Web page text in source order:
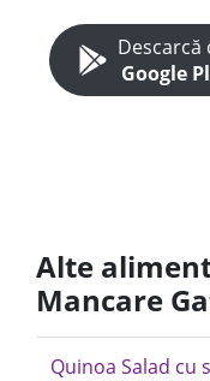
Descarcă
Google
Alte
Mancare
Quinoa Salad cu